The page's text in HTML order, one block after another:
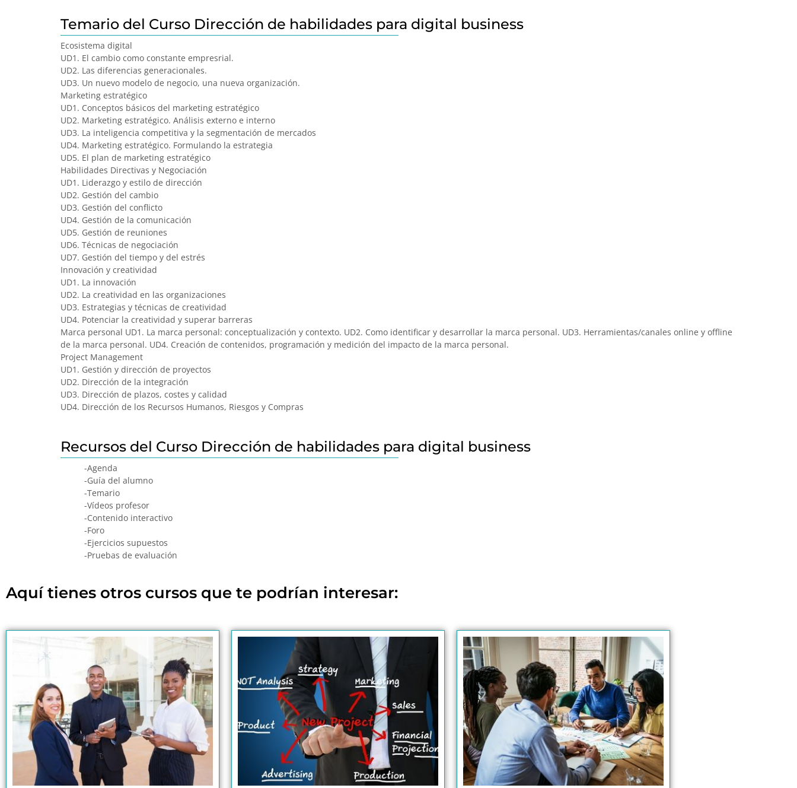
Temario del Curso Dirección de habilidades para digital business
Ecosistema digital
UD1. El cambio como constante empresrial.
UD2. Las diferencias generacionales.
UD3. Un nuevo modelo de negocio, una nueva organización.
Marketing estratégico
UD1. Conceptos básicos del marketing estratégico
UD2. Marketing estratégico. Análisis externo e interno
UD3. La inteligencia competitiva y la segmentación de mercados
UD4. Marketing estratégico. Formulando la estrategia
UD5. El plan de marketing estratégico
Habilidades Directivas y Negociación
UD1. Liderazgo y estilo de dirección
UD2. Gestión del cambio
UD3. Gestión del conflicto
UD4. Gestión de la comunicación
UD5. Gestión de reuniones
UD6. Técnicas de negociación
UD7. Gestión del tiempo y del estrés
Innovación y creatividad
UD1. La innovación
UD2. La creatividad en las organizaciones
UD3. Estrategias y técnicas de creatividad
UD4. Potenciar la creatividad y superar barreras
Marca personal UD1. La marca personal: conceptualización y contexto. UD2. Como identificar y desarrollar la marca personal. UD3. Herramientas/canales online y offline
de la marca personal. UD4. Creación de contenidos, programación y medición del impacto de la marca personal.
Project Management
UD1. Gestión y dirección de proyectos
UD2. Dirección de la integración
UD3. Dirección de plazos, costes y calidad
UD4. Dirección de los Recursos Humanos, Riesgos y Compras
Recursos del Curso Dirección de habilidades para digital business
-Agenda
-Guía del alumno
-Temario
-Vídeos profesor
-Contenido interactivo
-Foro
-Ejercicios supuestos
-Pruebas de evaluación
Aquí tienes otros cursos que te podrían interesar: